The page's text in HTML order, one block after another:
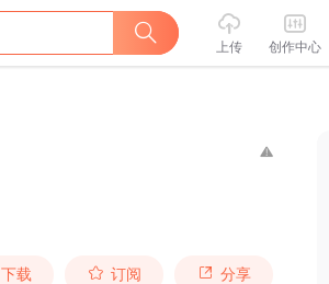
上传 创作中心
下载 订阅 分享